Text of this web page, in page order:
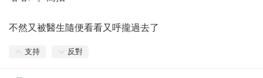
不然又被醫生隨便看看又呼攏過去了
支持 反對